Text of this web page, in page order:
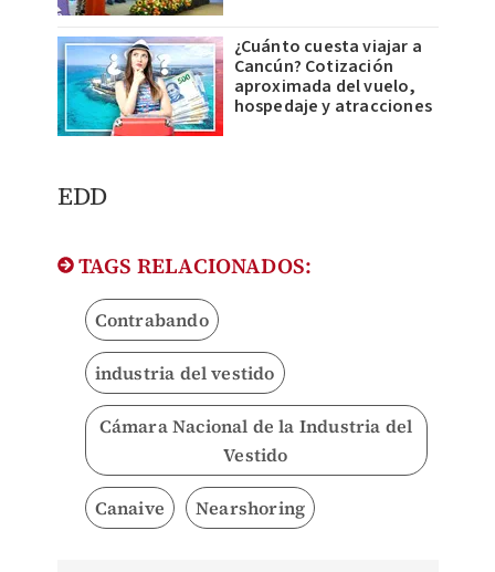
¿Cuánto cuesta viajar a
Cancún? Cotización
aproximada del vuelo,
hospedaje y atracciones
EDD
TAGS RELACIONADOS:
Contrabando
industria del vestido
Cámara Nacional de la Industria del
Vestido
Canaive Nearshoring